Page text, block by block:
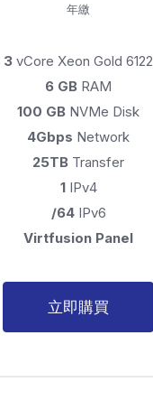
年繳
3 vCore Xeon Gold 6122
6 GB RAM
100 GB NVMe Disk
4Gbps Network
25TB Transfer
1IPv4
/64IPv6
Virtfusion Panel
立即購買